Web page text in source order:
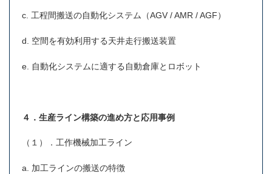
c. 工程間搬送の自動化システム（AGV / AMR / AGF）
d. 空間を有効利用する天井走行搬送装置
e. 自動化システムに適する自動倉庫とロボット
４．生産ライン構築の進め方と応用事例
（１）．工作機械加工ライン
a. 加工ラインの搬送の特徴